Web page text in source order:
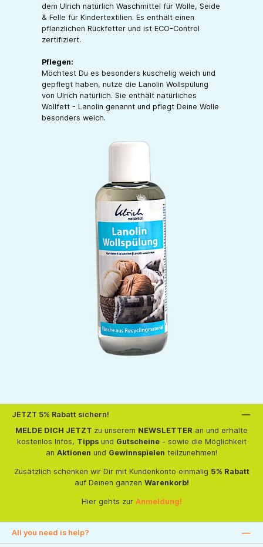
dem Ulrich natürlich Waschmittel für Wolle, Seide
& Felle für Kindertextilien. Es enthält einen
pflanzlichen Rückfetter und ist ECO-Control
zertifiziert.
Pflegen:
Möchtest Du es besonders kuschelig weich und
gepflegt haben, nutze die Lanolin Wollspülung
von Ulrich natürlich. Sie enthält natürliches
Wollfett - Lanolin genannt und pflegt Deine Wolle
besonders weich.
JETZT 5% Rabatt sichern!
MELDE DICH JETZT zu unserem NEWSLETTER an und erhalte
kostenlos Infos, Tippsund Gutscheine- sowie die Möglichkeit
an Aktionen und Gewinnspielen teilzunehmen!
Zusätzlich schenken wir Dir mit Kundenkonto einmalig 5% Rabatt
auf Deinen ganzen Warenkorb!
Hier gehts zur Anmeldung!
All you need is help?